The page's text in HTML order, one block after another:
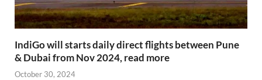
IndiGo will starts daily direct flights between Pune
& Dubai from Nov 2024, read more
October 30, 2024